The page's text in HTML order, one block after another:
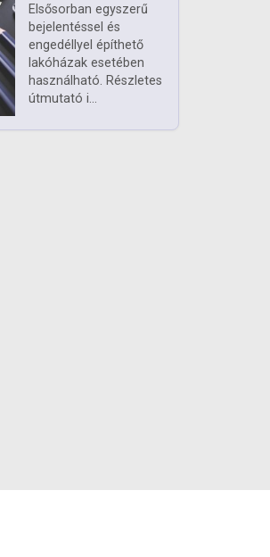
Elsősorban egyszerű
bejelentéssel és
engedéllyel építhető
lakóházak esetében
használható. Részletes
útmutató i...